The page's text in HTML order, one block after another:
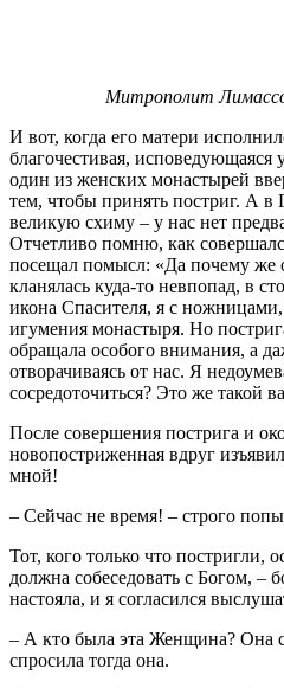
Митрополит
И вот, когда его матери
благочестивая,
один из женских монастырей
тем, чтобы принять постриг. А в
великую схиму – у нас нет
Отчетливо помню, как
посещал помысл: «Да почему же
кланялась куда-то невпопад, в
икона Спасителя, я с
игумения монастыря. Но
обращала особого внимания, а
отворачиваясь от нас. Я
сосредоточиться? Это же такой
После совершения пострига и
новопостриженная вдруг
мной!
– Сейчас не время! – строго
Тот, кого только что постригли,
должна собеседовать с Богом, –
настояла, и я согласился
– А кто была эта Женщина? Она
спросила тогда она.